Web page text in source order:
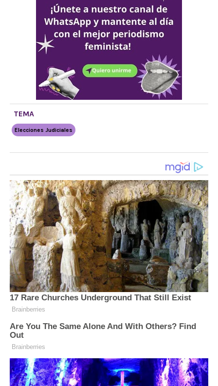
TEMA
Elecciones Judiciales